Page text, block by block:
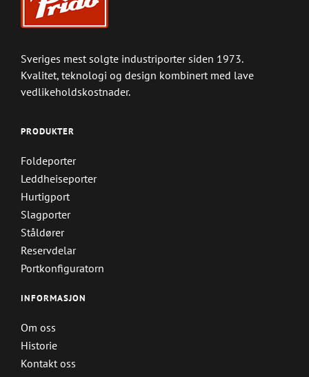
Sveriges mest solgte industriporter siden 1973.
Kvalitet, teknologi og design kombinert med lave
vedlikeholdskostnader.
PRODUKTER
Foldeporter
Leddheiseporter
Hurtigport
Slagporter
Ståldører
Reservdelar
Portkonfiguratorn
INFORMASJON
Om oss
Historie
Kontakt oss